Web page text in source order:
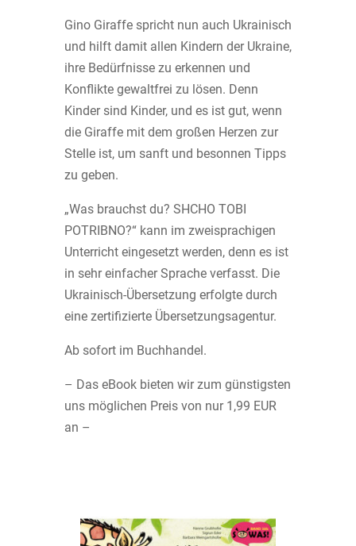
Gino Giraffe spricht nun auch Ukrainisch
und hilft damit allen Kindern der Ukraine,
ihre Bedürfnisse zu erkennen und
Konflikte gewaltfrei zu lösen. Denn
Kinder sind Kinder, und es ist gut, wenn
die Giraffe mit dem großen Herzen zur
Stelle ist, um sanft und besonnen Tipps
zu geben.
„Was brauchst du? SHCHO TOBI
POTRIBNO?“ kann im zweisprachigen
Unterricht eingesetzt werden, denn es ist
in sehr einfacher Sprache verfasst. Die
Ukrainisch-Übersetzung erfolgte durch
eine zertifizierte Übersetzungsagentur.
Ab sofort im Buchhandel.
– Das eBook bieten wir zum günstigsten
uns möglichen Preis von nur 1,99 EUR
an –